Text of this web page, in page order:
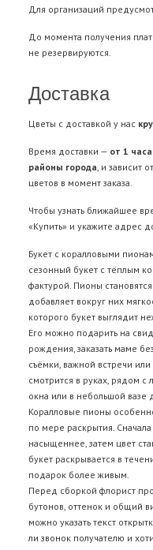
Для организаций
До момента получения
не резервируются.
Доставка
Цветы с доставкой у нас
Время доставки — от 1
районы города, и зависит
цветов в момент заказа.
Чтобы узнать ближайшее
«Купить» и укажите адрес
Букет с коралловыми
сезонный букет с тёплым
фактурой. Пионы
добавляет вокруг них
которого букет выглядит
Его можно подарить на
рождения, заказать маме
съёмки, важной встречи
смотрится в руках, рядом с
окна или в небольшой вазе
Коралловые пионы
по мере раскрытия.
насыщеннее, затем цвет
букет раскрывается в
подарок более живым.
Перед сборкой флорист
бутонов, оттенок и общий
можно указать текст
ли звонок получателю и